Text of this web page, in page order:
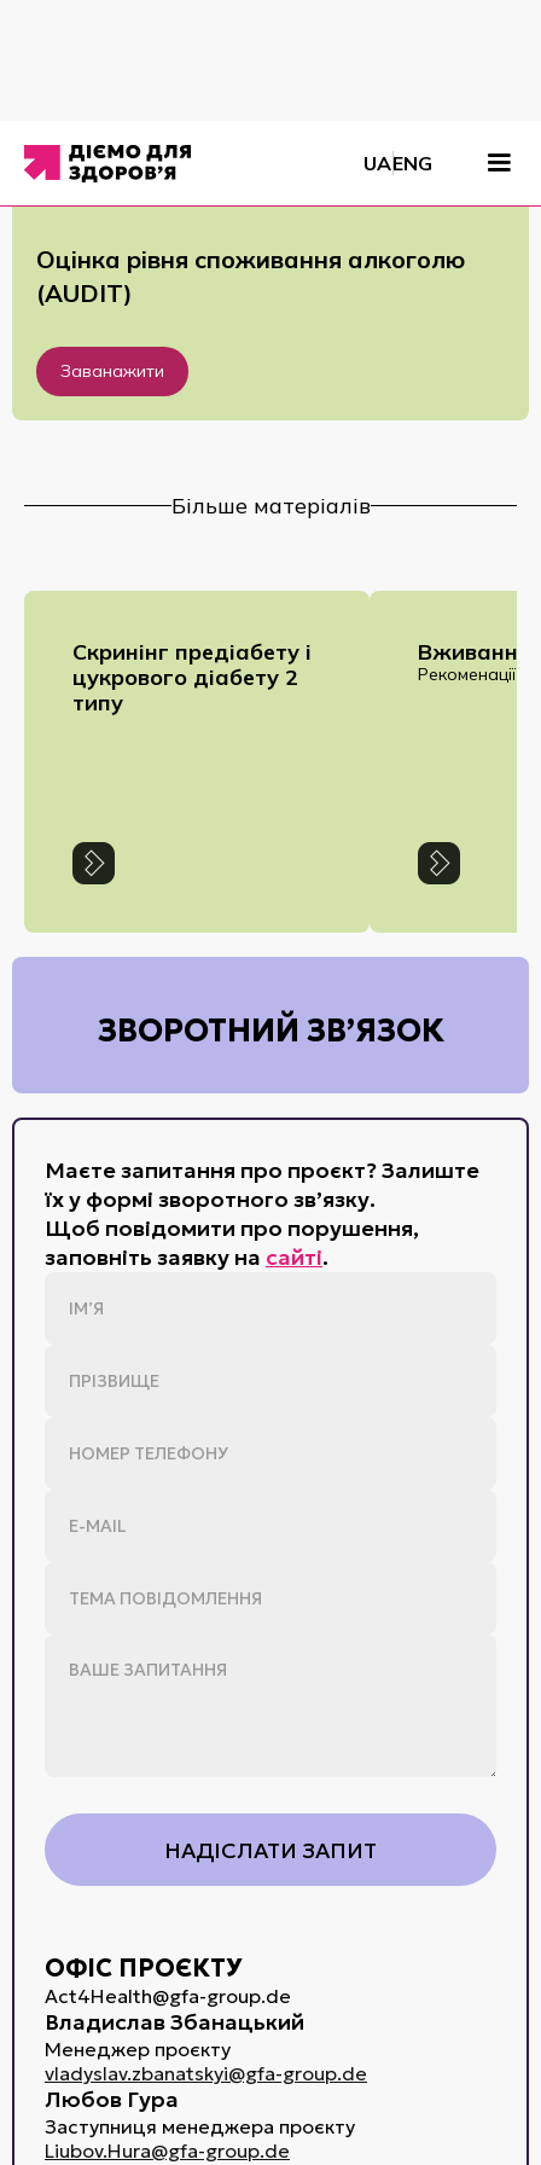
UAENG
Матеріали/Буклети/Оцінка рівня споживання алкоголю (AUDIT)
Оцінка рівня споживання алкоголю
(AUDIT)
Заванажити
Більше матеріалів
Cкринінг предіабету і
цукрового діабету 2
типу
Вживання
Рекоменації
ЗВОРОТНИЙ ЗВ’ЯЗОК
Маєте запитання про проєкт? Залиште
їх у формі зворотного зв’язку.
Щоб повідомити про порушення,
заповніть заявку на сайті.
ОФІС ПРОЄКТУ
Act4Health@gfa-group.de
Владислав Збанацький
Менеджер проєкту
vladyslav.zbanatskyi@gfa-group.de
Любов Гура
Заступниця менеджера проєкту
Liubov.Hura@gfa-group.de